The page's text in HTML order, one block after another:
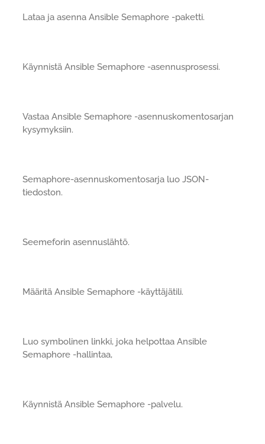
Lataa ja asenna Ansible Semaphore -paketti.
Käynnistä Ansible Semaphore -asennusprosessi.
Vastaa Ansible Semaphore -asennuskomentosarjan
kysymyksiin.
Semaphore-asennuskomentosarja luo JSON-
tiedoston.
Seemeforin asennuslähtö.
Määritä Ansible Semaphore -käyttäjätili.
Luo symbolinen linkki, joka helpottaa Ansible
Semaphore -hallintaa,
Käynnistä Ansible Semaphore -palvelu.